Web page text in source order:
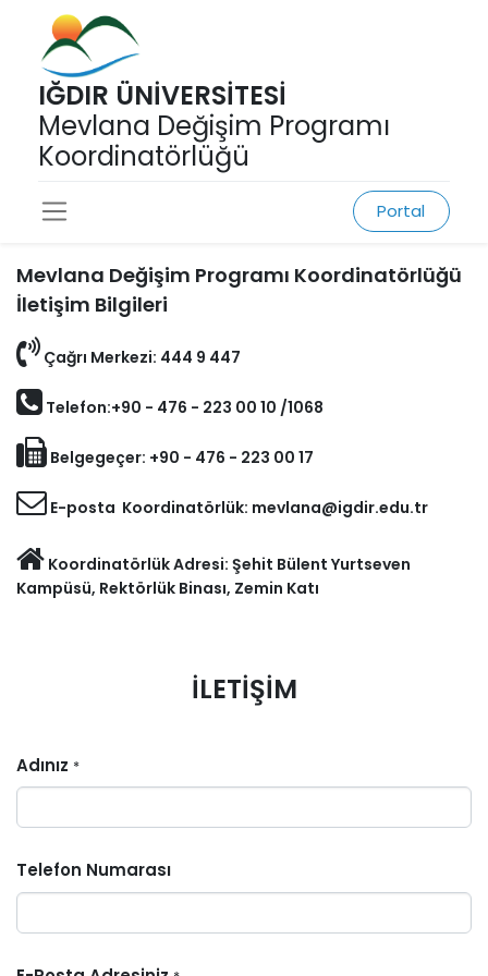
IĞDIR ÜNİVERSİTESİ
Mevlana Değişim Programı
Koordinatörlüğü
Portal
Mevlana Değişim Programı Koordinatörlüğü
İletişim Bilgileri
Çağrı Merkezi: 444 9 447
Telefon:+90 - 476 - 223 00 10 /1068
Belgegeçer: +90 - 476 - 223 00 17
E-posta Koordinatörlük: mevlana@igdir.edu.tr
Koordinatörlük Adresi: Şehit Bülent Yurtseven
Kampüsü, Rektörlük Binası, Zemin Katı
İLETİŞİM
Adınız *
Telefon Numarası